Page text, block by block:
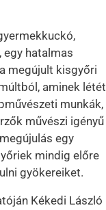
egy hatalmas
megújult kisgyőri
aminek létét
munkák,
művészi igényű
egy
mindig előre
gyökereiket.
Kékedi László